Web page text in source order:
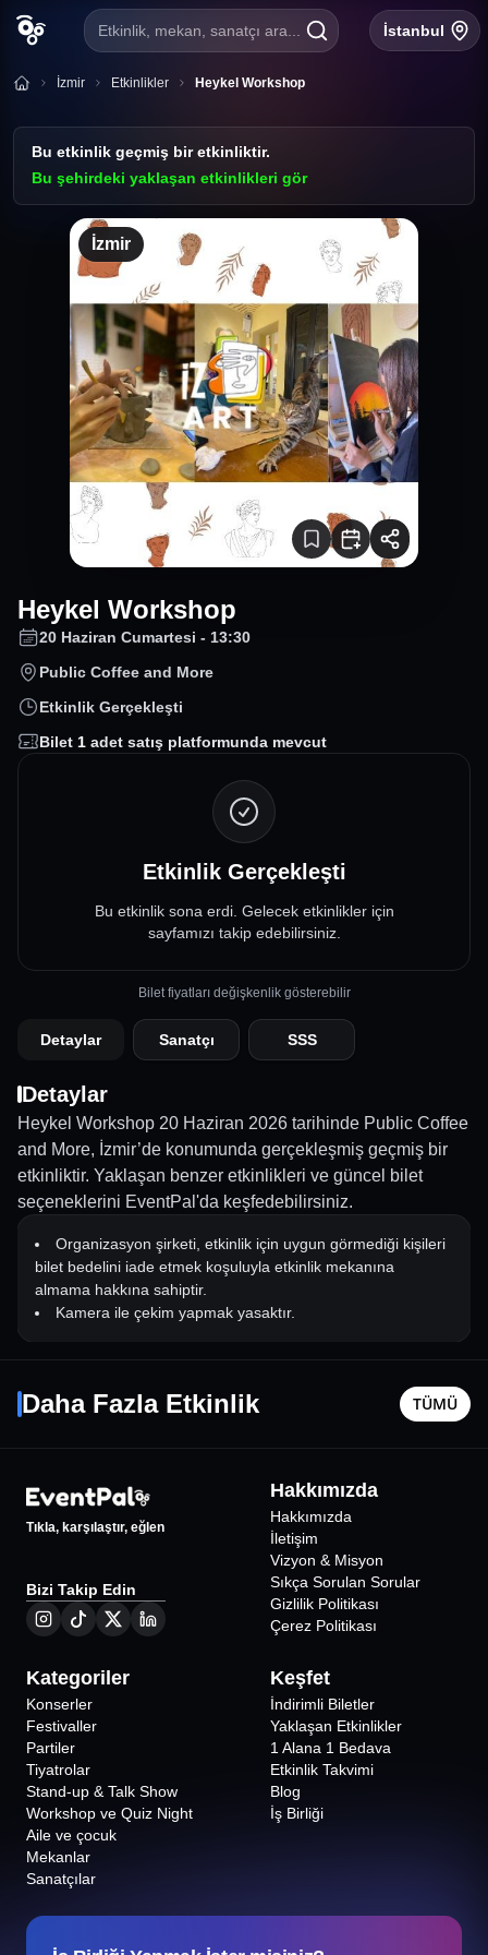
Etkinlik, mekan, sanatçı ara... İstanbul
İzmir Etkinlikler Heykel Workshop
Bu etkinlik geçmiş bir etkinliktir.
Bu şehirdeki yaklaşan etkinlikleri gör
İzmir
Heykel Workshop
20 Haziran Cumartesi - 13:30
Public Coffee and More
Etkinlik Gerçekleşti
Bilet 1 adet satış platformunda mevcut
Etkinlik Gerçekleşti
Bu etkinlik sona erdi. Gelecek etkinlikler için
sayfamızı takip edebilirsiniz.
Bilet fiyatları değişkenlik gösterebilir
Detaylar Sanatçı SSS
Detaylar
Heykel Workshop 20 Haziran 2026 tarihinde Public Coffee
and More, İzmir’de konumunda gerçekleşmiş geçmiş bir
etkinliktir. Yaklaşan benzer etkinlikleri ve güncel bilet
seçeneklerini EventPal'da keşfedebilirsiniz.
Organizasyon şirketi, etkinlik için uygun görmediği kişileri
bilet bedelini iade etmek koşuluyla etkinlik mekanına
almama hakkına sahiptir.
Kamera ile çekim yapmak yasaktır.
Daha Fazla Etkinlik TÜMÜ
%25 İNDİRİMLİ
İzmir•SoldOut Performance Hall
25
İzmir•
Tıkla, karşılaştır, eğlen
Bizi Takip Edin
Hakkımızda
Hakkımızda
İletişim
Vizyon & Misyon
Sıkça Sorulan Sorular
Gizlilik Politikası
Çerez Politikası
Kategoriler
Konserler
Festivaller
Partiler
Tiyatrolar
Stand-up & Talk Show
Workshop ve Quiz Night
Aile ve çocuk
Mekanlar
Sanatçılar
Keşfet
İndirimli Biletler
Yaklaşan Etkinlikler
1 Alana 1 Bedava
Etkinlik Takvimi
Blog
İş Birliği